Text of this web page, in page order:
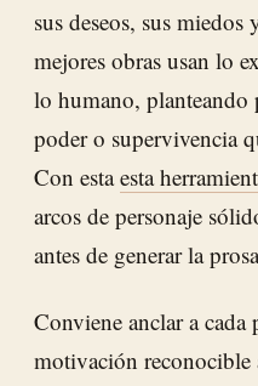
sus deseos, sus
mejores obras usan lo
lo humano, planteando
poder o supervivencia
Con estaesta
arcos de personaje
antes de generar la
Conviene anclar a cada
motivación reconocible